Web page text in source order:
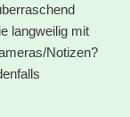
langweilig mit
Notizen?